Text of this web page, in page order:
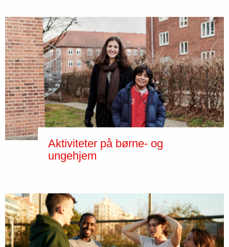
Aktiviteter på børne- og
ungehjem